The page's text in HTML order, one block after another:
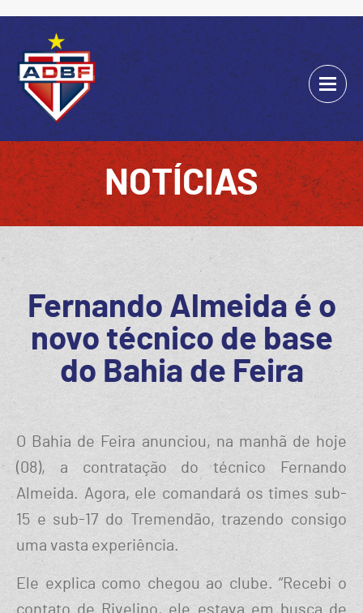
NOTÍCIAS
Fernando Almeida é o
novo técnico de base
do Bahia de Feira
O Bahia de Feira anunciou, na manhã de hoje
(08), a contratação do técnico Fernando
Almeida. Agora, ele comandará os times sub-
15 e sub-17 do Tremendão, trazendo consigo
uma vasta experiência.
Ele explica como chegou ao clube. “Recebi o